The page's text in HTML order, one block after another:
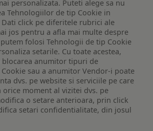
personalizata. Puteti alege sa nu
Tehnologiilor de tip Cookie in
click pe diferitele rubrici ale
jos pentru a afla mai multe despre
folosi Tehnologii de tip Cookie
setarile. Cu toate acestea,
blocarea anumitor tipuri de
sau a anumitor Vendor-i poate
dvs. pe website si serviciile pe care
moment al vizitei dvs. pe
o setare anterioara, prin click
setari confidentialitate, din josul